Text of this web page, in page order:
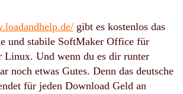
gibt es kostenlos das
und stabile SoftMaker Office für
Linux. Und wenn du es dir runter
noch etwas Gutes. Denn das deutsche
für jeden Download Geld an